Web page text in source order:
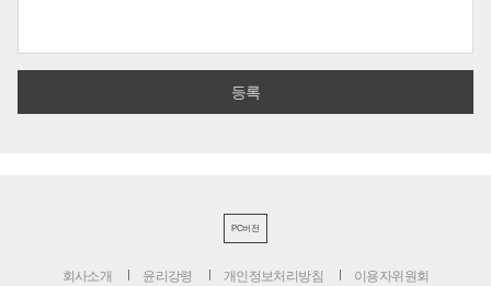
PC버전
회사소개 윤리강령 개인정보처리방침 이용자위원회